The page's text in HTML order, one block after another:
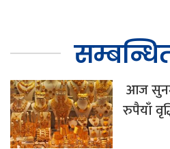
आज
रुपैयाँ